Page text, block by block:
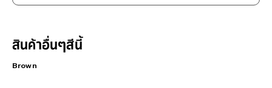
สินค้าอื่นๆสีนี้
Brown